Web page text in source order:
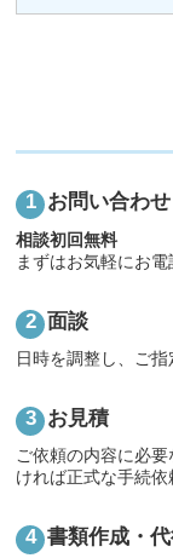
お問い合わせ
相談初回無料
まずはお気軽にお
面談
日時を調整し、ご
お見積
ご依頼の内容に必
ければ正式な手続依
書類作成・